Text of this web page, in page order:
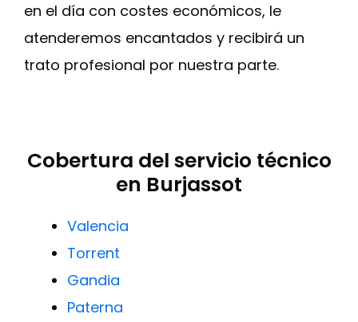
en el día con costes económicos, le
atenderemos encantados y recibirá un
trato profesional por nuestra parte.
Cobertura del servicio técnico
en Burjassot
Valencia
Torrent
Gandia
Paterna